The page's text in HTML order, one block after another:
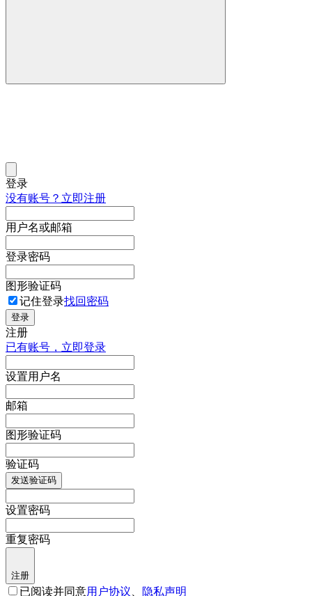
登录
没有账号？立即注册
用户名或邮箱
登录密码
图形验证码
记住登录找回密码
登录
注册
已有账号，立即登录
设置用户名
邮箱
图形验证码
验证码
发送验证码
设置密码
重复密码
注册
已阅读并同意用户协议 隐私声明